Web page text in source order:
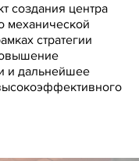
создания центра
механической
стратегии
и дальнейшее